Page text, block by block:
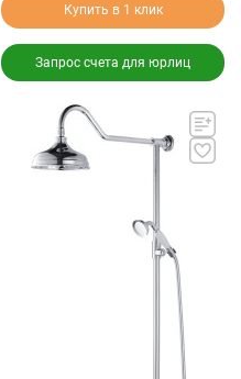
Купить в 1 клик
Запрос счета для юрлиц